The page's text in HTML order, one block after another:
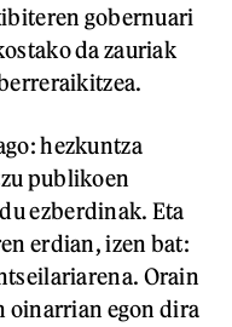
gobernuari
da zauriak
hezkuntza
publikoen
ezberdinak. Eta
erdian, izen bat:
Orain
oinarrian egon dira